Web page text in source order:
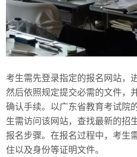
考生需先登录指定的报名网站，
然后依照规定提交必需的文件，
确认手续。以广东省教育考试院
生需访问该网站，查找最新的招
报名步骤。在报名过程中，考生
住以及身份等证明文件。